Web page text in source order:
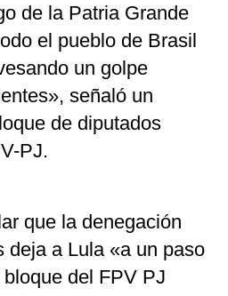
de la Patria Grande
el pueblo de Brasil
un golpe
señaló un
de diputados
PJ.
que la denegación
deja a Lula «a un paso
del FPV PJ